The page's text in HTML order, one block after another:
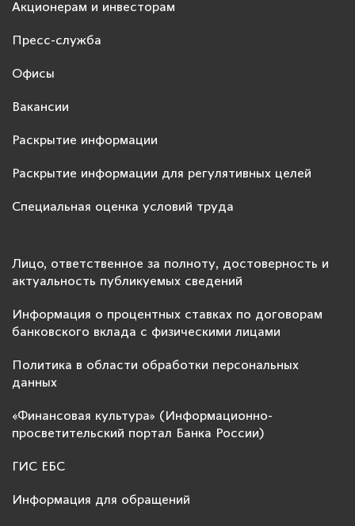
Акционерам и инвесторам
Пресс-служба
Офисы
Вакансии
Раскрытие информации
Раскрытие информации для регулятивных целей
Специальная оценка условий труда
Лицо, ответственное за полноту, достоверность и
актуальность публикуемых сведений
Информация о процентных ставках по договорам
банковского вклада с физическими лицами
Политика в области обработки персональных
данных
«Финансовая культура» (Информационно-
просветительский портал Банка России)
ГИС ЕБС
Информация для обращений